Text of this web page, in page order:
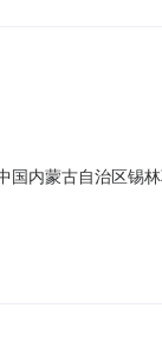
内蒙古自治区锡
公里处。供应商